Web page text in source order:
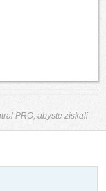
PRO, abyste získali